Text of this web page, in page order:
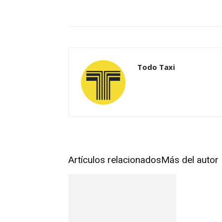
Todo Taxi
Artículos relacionadosMás del autor